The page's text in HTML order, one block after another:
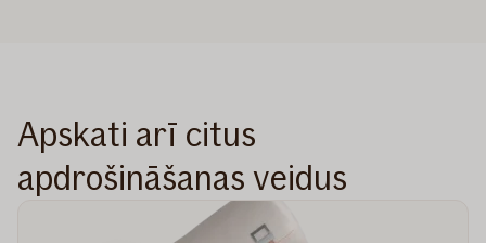
Apskati arī citus
apdrošināšanas veidus